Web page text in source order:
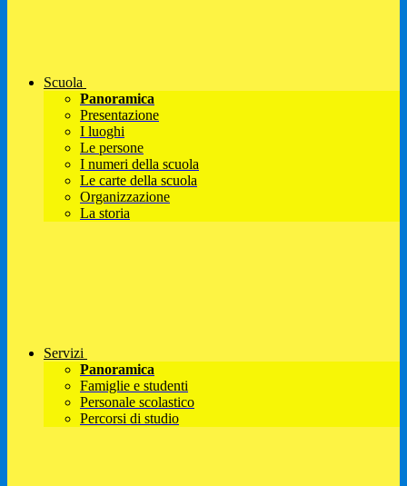
Scuola
Panoramica
Presentazione
I luoghi
Le persone
I numeri della scuola
Le carte della scuola
Organizzazione
La storia
Servizi
Panoramica
Famiglie e studenti
Personale scolastico
Percorsi di studio